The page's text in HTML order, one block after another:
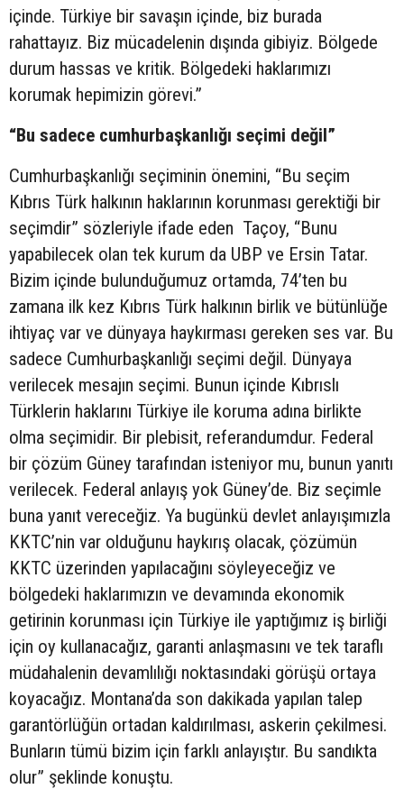
içinde. Türkiye bir savaşın içinde, biz burada
rahattayız. Biz mücadelenin dışında gibiyiz. Bölgede
durum hassas ve kritik. Bölgedeki haklarımızı
korumak hepimizin görevi.”
“Bu sadece cumhurbaşkanlığı seçimi değil”
Cumhurbaşkanlığı seçiminin önemini, “Bu seçim
Kıbrıs Türk halkının haklarının korunması gerektiği bir
seçimdir” sözleriyle ifade eden Taçoy, “Bunu
yapabilecek olan tek kurum da UBP ve Ersin Tatar.
Bizim içinde bulunduğumuz ortamda, 74’ten bu
zamana ilk kez Kıbrıs Türk halkının birlik ve bütünlüğe
ihtiyaç var ve dünyaya haykırması gereken ses var. Bu
sadece Cumhurbaşkanlığı seçimi değil. Dünyaya
verilecek mesajın seçimi. Bunun içinde Kıbrıslı
Türklerin haklarını Türkiye ile koruma adına birlikte
olma seçimidir. Bir plebisit, referandumdur. Federal
bir çözüm Güney tarafından isteniyor mu, bunun yanıtı
verilecek. Federal anlayış yok Güney’de. Biz seçimle
buna yanıt vereceğiz. Ya bugünkü devlet anlayışımızla
KKTC’nin var olduğunu haykırış olacak, çözümün
KKTC üzerinden yapılacağını söyleyeceğiz ve
bölgedeki haklarımızın ve devamında ekonomik
getirinin korunması için Türkiye ile yaptığımız iş birliği
için oy kullanacağız, garanti anlaşmasını ve tek taraflı
müdahalenin devamlılığı noktasındaki görüşü ortaya
koyacağız. Montana’da son dakikada yapılan talep
garantörlüğün ortadan kaldırılması, askerin çekilmesi.
Bunların tümü bizim için farklı anlayıştır. Bu sandıkta
olur” şeklinde konuştu.